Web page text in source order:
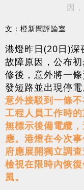
因
文：橙新聞評論室
港燈昨日(20日)深
故障原因，公布
修後，意外將一
發短路並出現停電
意外接駁到一條
工程人員工作時
無標示後備電纜
應。港燈在今次
府應展開獨立調
檢視在限時內恢
風。